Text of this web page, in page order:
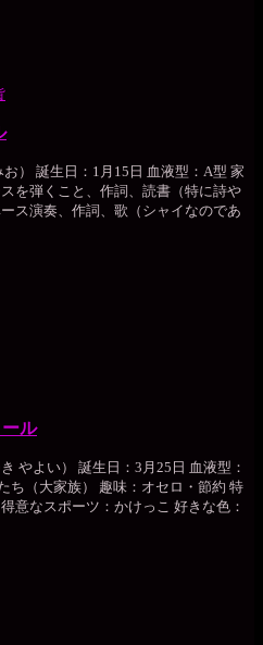
） 誕生日：1月15日 血液型：A型 家
を弾くこと、作詞、読書（特に詩や
ス演奏、作詞、歌（シャイなのであ
ル
やよい） 誕生日：3月25日 血液型：
ち（大家族） 趣味：オセロ・節約 特
意なスポーツ：かけっこ 好きな色：